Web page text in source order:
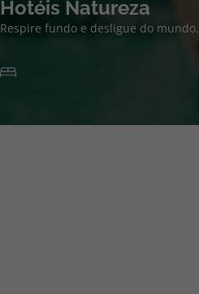
Hotéis Natureza
Respire fundo e desligue do mundo.